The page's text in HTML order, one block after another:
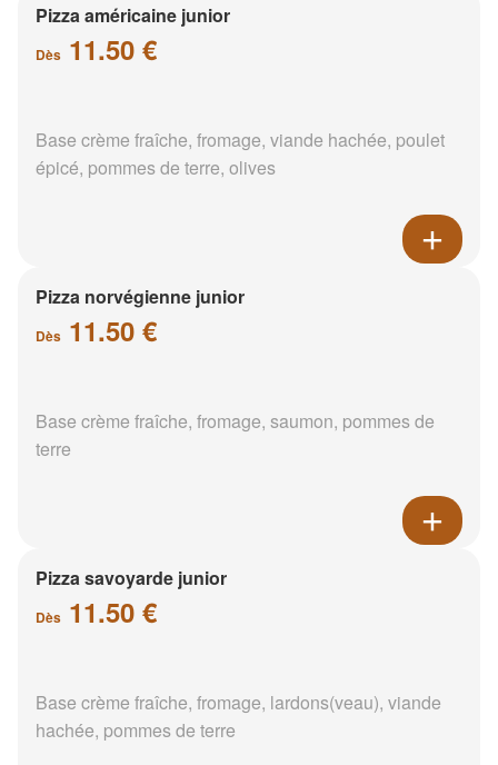
Pizza américaine junior
Dès 11.50 €
Base crème fraîche, fromage, viande hachée, poulet
épicé, pommes de terre, olives
Pizza norvégienne junior
Dès 11.50 €
Base crème fraîche, fromage, saumon, pommes de
terre
Pizza savoyarde junior
Dès 11.50 €
Base crème fraîche, fromage, lardons(veau), viande
hachée, pommes de terre